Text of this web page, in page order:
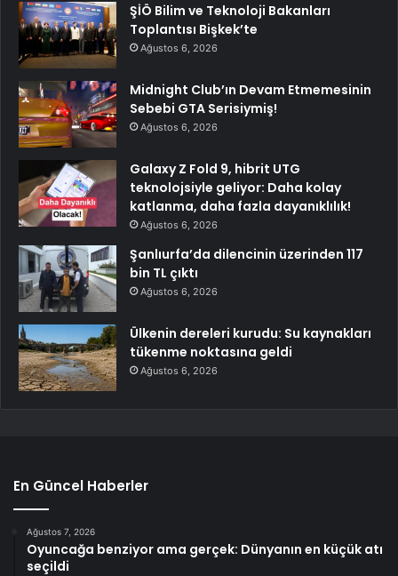
ŞİÖ Bilim ve Teknoloji Bakanları
Toplantısı Bişkek’te
Ağustos 6, 2026
Midnight Club’ın Devam Etmemesinin
Sebebi GTA Serisiymiş!
Ağustos 6, 2026
Galaxy Z Fold 9, hibrit UTG
teknolojsiyle geliyor: Daha kolay
katlanma, daha fazla dayanıklılık!
Ağustos 6, 2026
Şanlıurfa’da dilencinin üzerinden 117
bin TL çıktı
Ağustos 6, 2026
Ülkenin dereleri kurudu: Su kaynakları
tükenme noktasına geldi
Ağustos 6, 2026
En Güncel Haberler
Ağustos 7, 2026
Oyuncağa benziyor ama gerçek: Dünyanın en küçük atı
seçildi